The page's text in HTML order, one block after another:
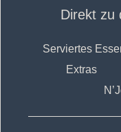
Direkt zu
Serviertes
Extras